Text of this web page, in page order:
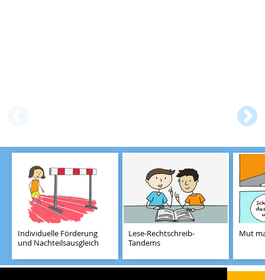
Individuelle Förderung
und Nachteilsausgleich
Lese-Rechtschreib-
Tandems
Mut